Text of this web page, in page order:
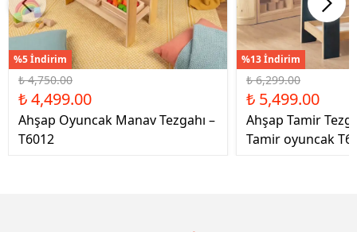
%5 İndirim
₺ 4,750.00
₺ 4,499.00
Ahşap Oyuncak Manav Tezgahı –
T6012
%13 İndirim
₺ 6,299.00
₺ 5,499.00
Ahşap Tamir
Tamir oyuncak